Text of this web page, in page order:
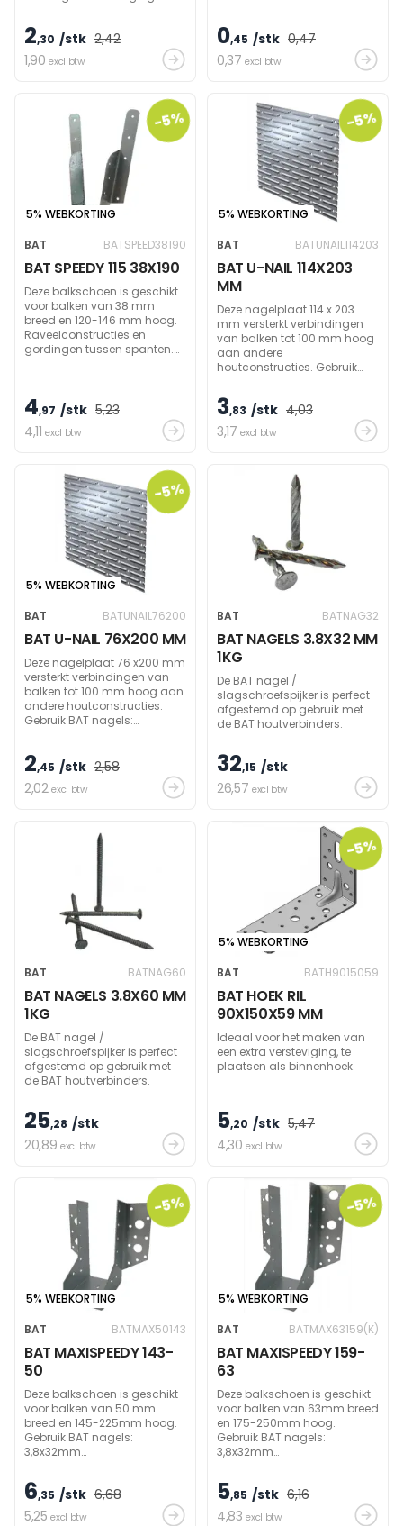
massa ca. 100 kg.
2,30 /stk 2,42
1,90 excl btw
0,45 /stk 0,47
0,37 excl btw
-5%
5% WEBKORTING
BAT
BATSPEED38190
BAT SPEEDY 115 38X190
Deze balkschoen is geschikt
voor balken van 38 mm
breed en 120-146 mm hoog.
Raveelconstructies en
gordingen tussen spanten.
4,97 /stk 5,23
4,11 excl btw
-5%
5% WEBKORTING
BAT
BATUNAIL114203
BAT U-NAIL 114X203
MM
Deze nagelplaat 114 x 203
mm versterkt verbindingen
van balken tot 100 mm hoog
aan andere
houtconstructies. Gebruik
3,83 /stk 4,03
3,17 excl btw
-5%
5% WEBKORTING
BAT
BATUNAIL76200
BAT U-NAIL 76X200 MM
Deze nagelplaat 76 x200 mm
versterkt verbindingen van
balken tot 100 mm hoog aan
andere houtconstructies.
Gebruik BAT nagels:
2,45 /stk 2,58
2,02 excl btw
BAT BATNAG32
BAT NAGELS 3.8X32 MM
1KG
De BAT nagel /
slagschroefspijker is perfect
afgestemd op gebruik met
de BAT houtverbinders.
32,15 /stk
26,57 excl btw
BAT BATNAG60
BAT NAGELS 3.8X60 MM
1KG
De BAT nagel /
slagschroefspijker is perfect
afgestemd op gebruik met
de BAT houtverbinders.
25,28 /stk
20,89 excl btw
-5%
5% WEBKORTING
BAT
BATH9015059
BAT HOEK RIL
90X150X59 MM
Ideaal voor het maken van
een extra versteviging, te
plaatsen als binnenhoek.
5,20 /stk 5,47
4,30 excl btw
-5%
5% WEBKORTING
BAT
BATMAX50143
BAT MAXISPEEDY 143-
50
Deze balkschoen is geschikt
voor balken van 50 mm
breed en 145-225mm hoog.
Gebruik BAT nagels:
3,8x32mm
(draagbalk) om
draagvermogen te bereiken.
6,35 /stk 6,68
5,25 excl btw
-5%
5% WEBKORTING
BAT
BATMAX63159(K)
BAT MAXISPEEDY 159-
63
Deze balkschoen is geschikt
voor balken van 63mm breed
en 175-250mm hoog.
Gebruik BAT nagels:
3,8x32mm
(draagbalk) om
draagvermogen te bereiken.
5,85 /stk 6,16
4,83 excl btw